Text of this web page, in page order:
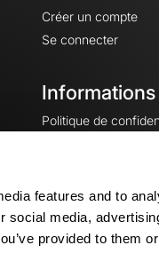
features and to
social media,
provided to them
Créer un compte
Se connecter
Politique de
Mentions légales
Paramètres des